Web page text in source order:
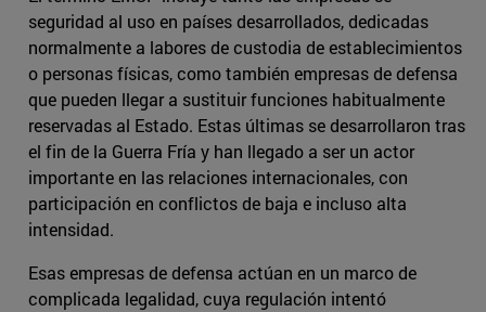
seguridad al uso en países desarrollados, dedicadas
normalmente a labores de custodia de establecimientos
o personas físicas, como también empresas de defensa
que pueden llegar a sustituir funciones habitualmente
reservadas al Estado. Estas últimas se desarrollaron tras
el fin de la Guerra Fría y han llegado a ser un actor
importante en las relaciones internacionales, con
participación en conflictos de baja e incluso alta
intensidad.
Esas empresas de defensa actúan en un marco de
complicada legalidad, cuya regulación intentó